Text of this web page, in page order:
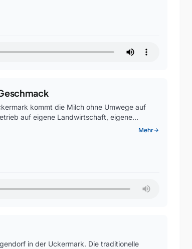
kommt die Milch ohne Umwege auf
auf eigene Landwirtschaft, eigene…
Mehrarrow_forward
in der Uckermark. Die traditionelle